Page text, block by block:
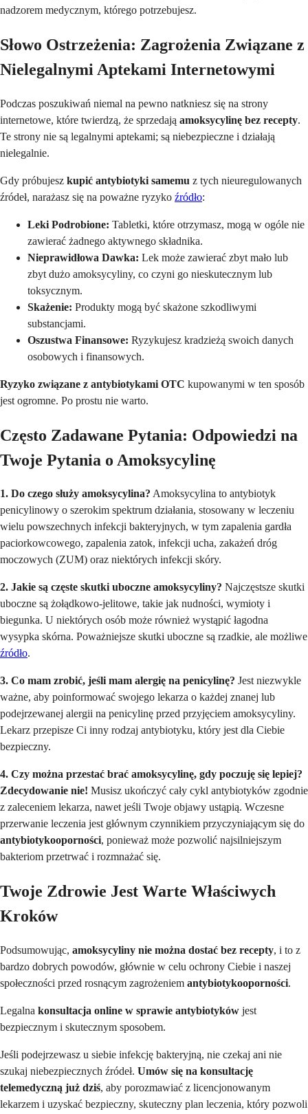
nadzorem medycznym, którego potrzebujesz.
Słowo Ostrzeżenia: Zagrożenia Związane z
Nielegalnymi Aptekami Internetowymi
Podczas poszukiwań niemal na pewno natkniesz się na strony
internetowe, które twierdzą, że sprzedają amoksycylinę bez recepty.
Te strony nie są legalnymi aptekami; są niebezpieczne i działają
nielegalnie.
Gdy próbujesz kupić antybiotyki samemu z tych nieuregulowanych
źródeł, narażasz się na poważne ryzyko źródło:
Leki Podrobione: Tabletki, które otrzymasz, mogą w ogóle nie
zawierać żadnego aktywnego składnika.
Nieprawidłowa Dawka: Lek może zawierać zbyt mało lub
zbyt dużo amoksycyliny, co czyni go nieskutecznym lub
toksycznym.
Skażenie: Produkty mogą być skażone szkodliwymi
substancjami.
Oszustwa Finansowe: Ryzykujesz kradzieżą swoich danych
osobowych i finansowych.
Ryzyko związane z antybiotykami OTC kupowanymi w ten sposób
jest ogromne. Po prostu nie warto.
Często Zadawane Pytania: Odpowiedzi na
Twoje Pytania o Amoksycylinę
1. Do czego służy amoksycylina? Amoksycylina to antybiotyk
penicylinowy o szerokim spektrum działania, stosowany w leczeniu
wielu powszechnych infekcji bakteryjnych, w tym zapalenia gardła
paciorkowcowego, zapalenia zatok, infekcji ucha, zakażeń dróg
moczowych (ZUM) oraz niektórych infekcji skóry.
2. Jakie są częste skutki uboczne amoksycyliny? Najczęstsze skutki
uboczne są żołądkowo-jelitowe, takie jak nudności, wymioty i
biegunka. U niektórych osób może również wystąpić łagodna
wysypka skórna. Poważniejsze skutki uboczne są rzadkie, ale możliwe
źródło.
3. Co mam zrobić, jeśli mam alergię na penicylinę? Jest niezwykle
ważne, aby poinformować swojego lekarza o każdej znanej lub
podejrzewanej alergii na penicylinę przed przyjęciem amoksycyliny.
Lekarz przepisze Ci inny rodzaj antybiotyku, który jest dla Ciebie
bezpieczny.
4. Czy można przestać brać amoksycylinę, gdy poczuję się lepiej?
Zdecydowanie nie! Musisz ukończyć cały cykl antybiotyków zgodnie
z zaleceniem lekarza, nawet jeśli Twoje objawy ustąpią. Wczesne
przerwanie leczenia jest głównym czynnikiem przyczyniającym się do
antybiotykooporności, ponieważ może pozwolić najsilniejszym
bakteriom przetrwać i rozmnażać się.
Twoje Zdrowie Jest Warte Właściwych
Kroków
Podsumowując, amoksycyliny nie można dostać bez recepty, i to z
bardzo dobrych powodów, głównie w celu ochrony Ciebie i naszej
społeczności przed rosnącym zagrożeniem antybiotykooporności.
Legalna konsultacja online w sprawie antybiotyków jest
bezpiecznym i skutecznym sposobem.
Jeśli podejrzewasz u siebie infekcję bakteryjną, nie czekaj ani nie
szukaj niebezpiecznych źródeł. Umów się na konsultację
telemedyczną już dziś, aby porozmawiać z licencjonowanym
lekarzem i uzyskać bezpieczny, skuteczny plan leczenia, który pozwoli